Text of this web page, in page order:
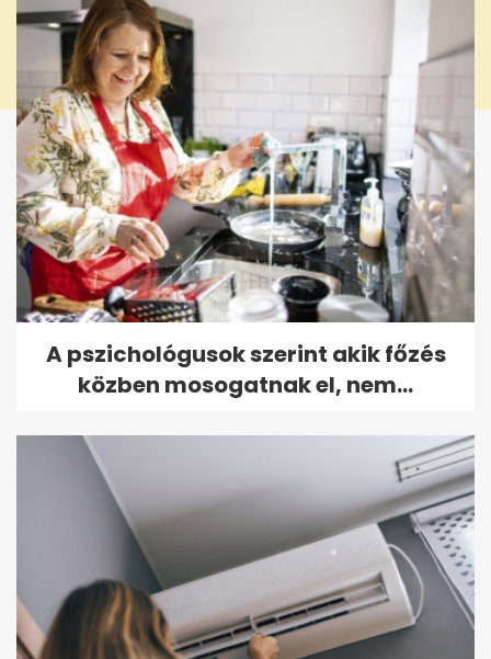
A pszichológusok szerint akik főzés
közben mosogatnak el, nem...